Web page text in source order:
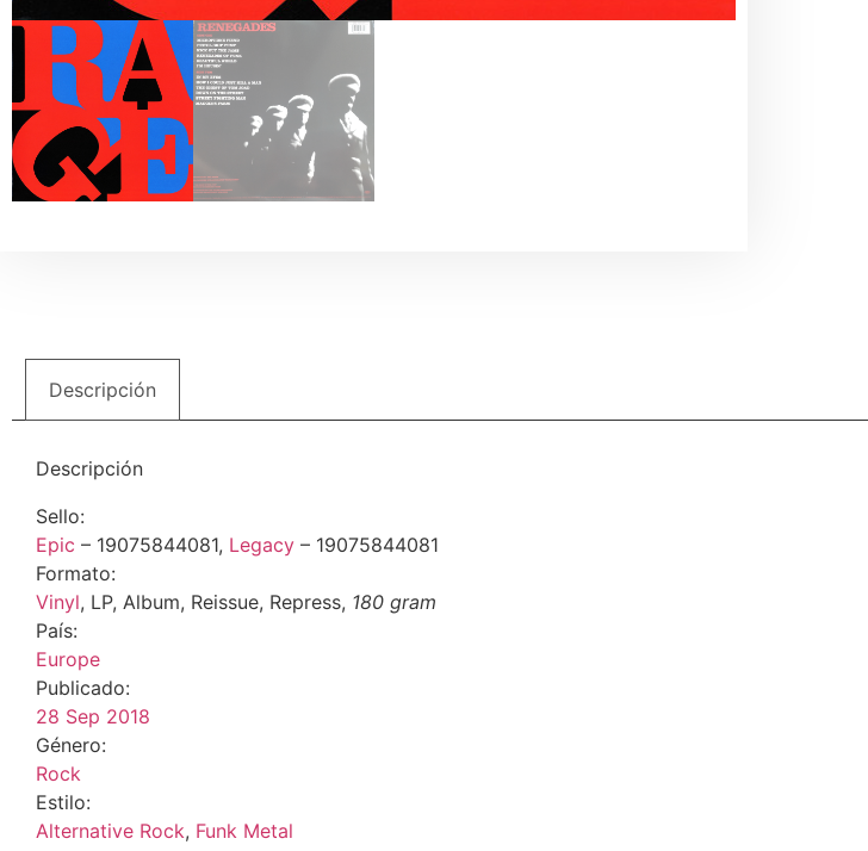
Descripción
Descripción
Sello:
Epic ‎– 19075844081, Legacy ‎– 19075844081
Formato:
Vinyl, LP, Album, Reissue, Repress, 180 gram
País:
Europe
Publicado:
28 Sep 2018
Género:
Rock
Estilo:
Alternative Rock, Funk Metal